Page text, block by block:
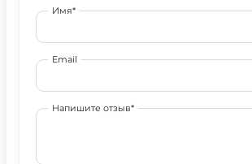
Имя*
Email
Напишите отзыв*